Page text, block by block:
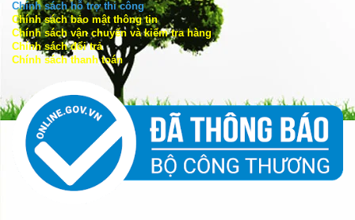
Chính sách hỗ trợ thi công
Chính sách bảo mật thông tin
Chính sách vận chuyển và kiểm tra hàng
Chính sách đổi trả
Chính sách thanh toán